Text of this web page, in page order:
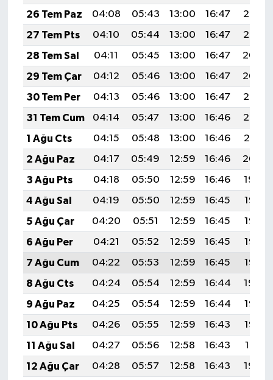
26 Tem Paz
04:08 05:43 13:00 16:47
20:06
27 Tem Pts
04:10 05:44 13:00 16:47
20:05
28 Tem Sal
04:11 05:45 13:00 16:47
20:04
29 Tem Çar
04:12 05:46 13:00 16:47
20:04
30 Tem Per
04:13 05:46 13:00 16:47
20:03
31 Tem Cum
04:14 05:47 13:00 16:46
20:02
1 Ağu Cts
04:15 05:48 13:00 16:46
20:01
2 Ağu Paz
04:17 05:49 12:59 16:46
20:00
3 Ağu Pts
04:18 05:50 12:59 16:46
19:59
4 Ağu Sal
04:19 05:50 12:59 16:45
19:58
5 Ağu Çar
04:20 05:51 12:59 16:45
19:57
6 Ağu Per
04:21 05:52 12:59 16:45
19:56
7 Ağu Cum
04:22 05:53 12:59 16:45
19:55
8 Ağu Cts
04:24 05:54 12:59 16:44
19:54
9 Ağu Paz
04:25 05:54 12:59 16:44
19:53
10 Ağu Pts
04:26 05:55 12:59 16:43
19:52
11 Ağu Sal
04:27 05:56 12:58 16:43
19:51
12 Ağu Çar
04:28 05:57 12:58 16:43
19:50